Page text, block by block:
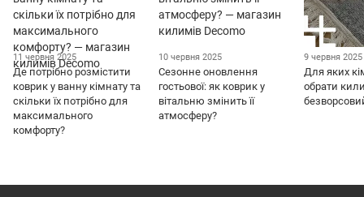
11 червня 2025
Де потрібно розмістити
коврик у ванну кімнату та
скільки їх потрібно для
максимального
комфорту?
10 червня 2025
Сезонне оновлення
гостьової: як коврик у
вітальню змінить її
атмосферу?
9 червня 2025
Для яких
обрати